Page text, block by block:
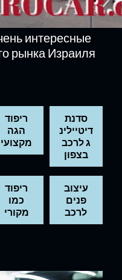
интересные
рынка Израиля
ריפוד
הגה
מקצועי
סדנת
דיטיילינ
ג לרכב
בצפון
ריפוד
כמו
מקורי
עיצוב
פנים
לרכב